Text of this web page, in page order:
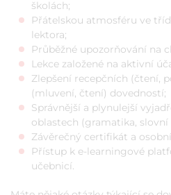
školách;
Přátelskou atmosféru ve
lektora;
Průběžné upozorňování na
Lekce založené na aktivní
Zlepšení recepčních (čtení,
(mluvení, čtení) dovedností;
Správnější a plynulejší
oblastech (gramatika, slovní
Závěrečný certifikát a
Přístup k e-learningové
učebnicí.